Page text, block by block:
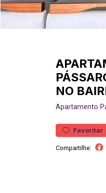
NO
Apartamento
Favoritar
Compartilhe: